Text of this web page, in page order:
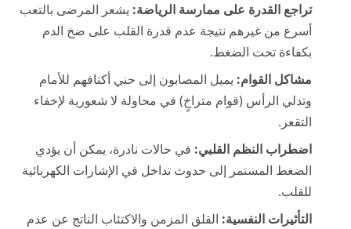
تراجع القدرة على ممارسة الرياضة: يشعر المرضى بالتعب
أسرع من غيرهم نتيجة عدم قدرة القلب على ضخ الدم
بكفاءة تحت الضغط.
مشاكل القوام: يميل المصابون إلى حني أكتافهم للأمام
وتدلي الرأس (قوام متراخٍ) في محاولة لا شعورية لإخفاء
التقعر.
اضطراب النظم القلبي: في حالات نادرة، يمكن أن يؤدي
الضغط المستمر إلى حدوث تداخل في الإشارات الكهربائية
للقلب.
التأثيرات النفسية: القلق المزمن والاكتئاب الناتج عن عدم